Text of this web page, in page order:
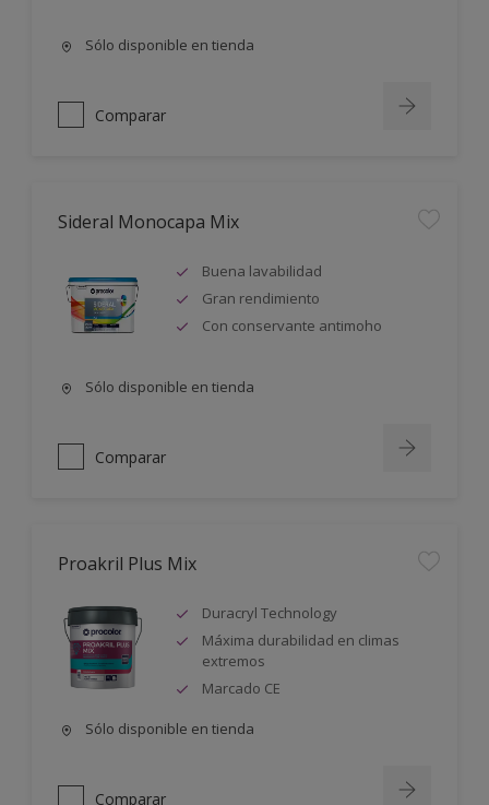
Sólo disponible en tienda
Comparar
Sideral Monocapa Mix
Buena lavabilidad
Gran rendimiento
Con conservante antimoho
Sólo disponible en tienda
Comparar
Proakril Plus Mix
Duracryl Technology
Máxima durabilidad en climas
extremos
Marcado CE
Sólo disponible en tienda
Comparar